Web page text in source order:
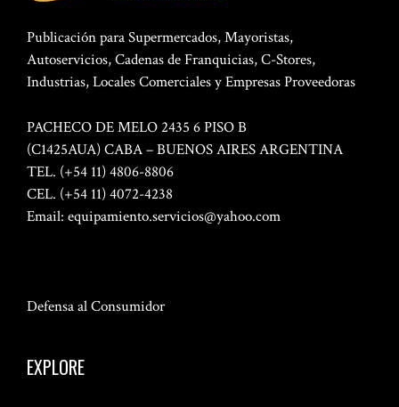
Publicación para Supermercados, Mayoristas,
Autoservicios, Cadenas de Franquicias, C-Stores,
Industrias, Locales Comerciales y Empresas Proveedoras
PACHECO DE MELO 2435 6 PISO B
(C1425AUA) CABA – BUENOS AIRES ARGENTINA
TEL. (+54 11) 4806-8806
CEL. (+54 11) 4072-4238
Email: equipamiento.servicios@yahoo.com
Defensa al Consumidor
EXPLORE